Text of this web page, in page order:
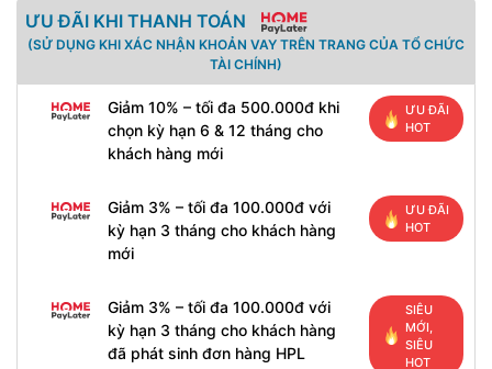
ƯU ĐÃI KHI THANH TOÁN
(SỬ DỤNG KHI XÁC NHẬN KHOẢN VAY TRÊN TRANG CỦA TỔ CHỨC
TÀI CHÍNH)
Giảm 10% – tối đa 500.000đ khi
chọn kỳ hạn 6 & 12 tháng cho
khách hàng mới
ƯU ĐÃI
HOT
Giảm 3% – tối đa 100.000đ với
kỳ hạn 3 tháng cho khách hàng
mới
ƯU ĐÃI
HOT
Giảm 3% – tối đa 100.000đ với
kỳ hạn 3 tháng cho khách hàng
đã phát sinh đơn hàng HPL
SIÊU
MỚI,
SIÊU
HOT